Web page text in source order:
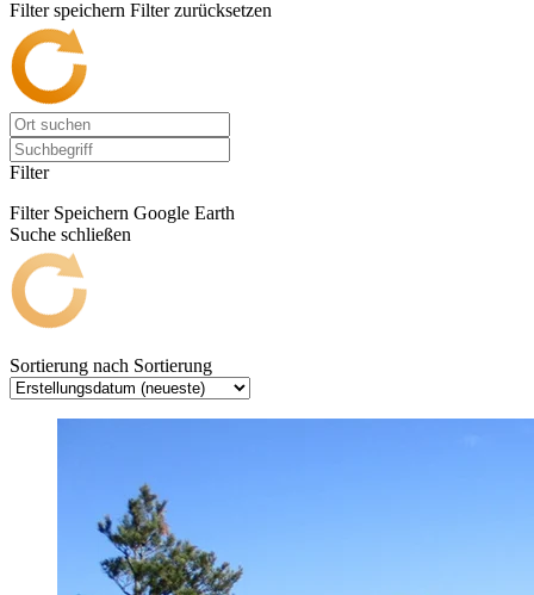
Filter speichern Filter zurücksetzen
Filter
Filter Speichern Google Earth
Suche schließen
Sortierung nach Sortierung